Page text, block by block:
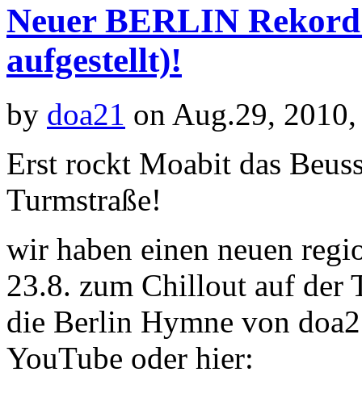
Neuer BERLIN
aufgestellt)!
by doa21 on Aug.29,
Erst rockt Moabit das
Turmstraße!
wir haben einen neuen
23.8. zum Chillout auf der
die Berlin Hymne von
YouTube oder hier: